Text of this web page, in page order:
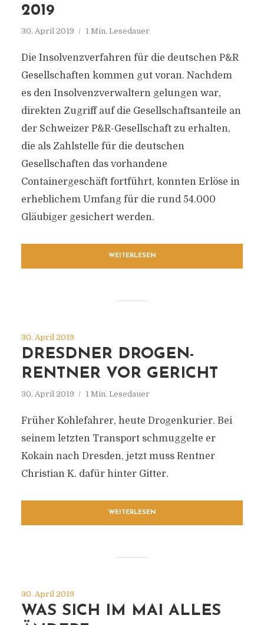
2019
30. April 2019 1 Min. Lesedauer
Die Insolvenzverfahren für die deutschen P&R
Gesellschaften kommen gut voran. Nachdem
es den Insolvenzverwaltern gelungen war,
direkten Zugriff auf die Gesellschaftsanteile an
der Schweizer P&R-Gesellschaft zu erhalten,
die als Zahlstelle für die deutschen
Gesellschaften das vorhandene
Containergeschäft fortführt, konnten Erlöse in
erheblichem Umfang für die rund 54.000
Gläubiger gesichert werden.
WEITERLESEN
30. April 2019
DRESDNER DROGEN-
RENTNER VOR GERICHT
30. April 2019 1 Min. Lesedauer
Früher Kohlefahrer, heute Drogenkurier. Bei
seinem letzten Transport schmuggelte er
Kokain nach Dresden, jetzt muss Rentner
Christian K. dafür hinter Gitter.
WEITERLESEN
30. April 2019
WAS SICH IM MAI ALLES